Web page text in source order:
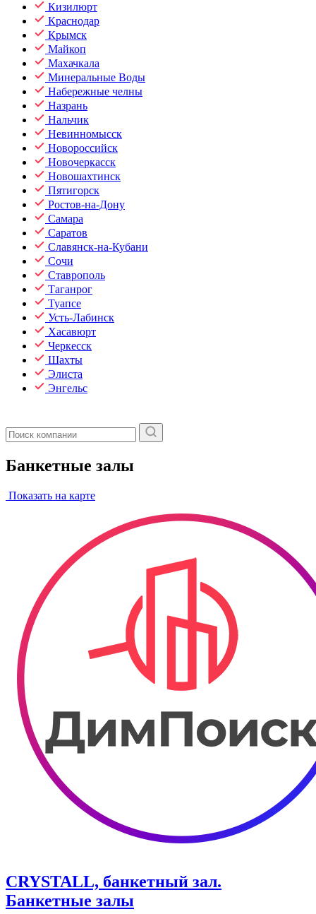
Кизилюрт
Краснодар
Крымск
Майкоп
Махачкала
Минеральные Воды
Набережные челны
Назрань
Нальчик
Невинномысск
Новороссийск
Новочеркасск
Новошахтинск
Пятигорск
Ростов-на-Дону
Самара
Саратов
Славянск-на-Кубани
Сочи
Ставрополь
Таганрог
Туапсе
Усть-Лабинск
Хасавюрт
Черкесск
Шахты
Элиста
Энгельс
Банкетные залы
Показать на карте
CRYSTALL, банкетный зал.
Банкетные залы